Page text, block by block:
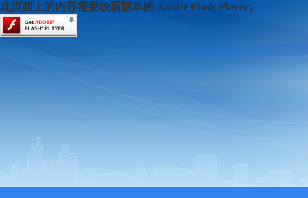
此页面上的内容需要较新版本的 Adobe Flash Player。